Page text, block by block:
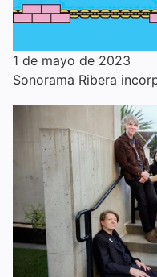
1 de mayo de 2023
Sonorama Ribera